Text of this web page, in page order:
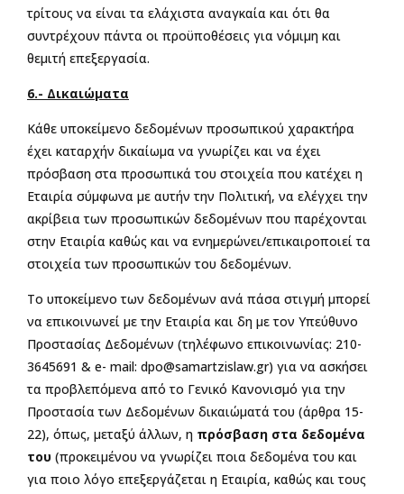
τρίτους να είναι τα ελάχιστα αναγκαία και ότι θα
συντρέχουν πάντα οι προϋποθέσεις για νόμιμη και
θεμιτή επεξεργασία.
6.- Δικαιώματα
Κάθε υποκείμενο δεδομένων προσωπικού χαρακτήρα
έχει καταρχήν δικαίωμα να γνωρίζει και να έχει
πρόσβαση στα προσωπικά του στοιχεία που κατέχει η
Εταιρία σύμφωνα με αυτήν την Πολιτική, να ελέγχει την
ακρίβεια των προσωπικών δεδομένων που παρέχονται
στην Εταιρία καθώς και να ενημερώνει/επικαιροποιεί τα
στοιχεία των προσωπικών του δεδομένων.
Το υποκείμενο των δεδομένων ανά πάσα στιγμή μπορεί
να επικοινωνεί με την Εταιρία και δη με τον Υπεύθυνο
Προστασίας Δεδομένων (τηλέφωνο επικοινωνίας: 210-
3645691 & e- mail: dpo@samartzislaw.gr) για να ασκήσει
τα προβλεπόμενα από το Γενικό Κανονισμό για την
Προστασία των Δεδομένων δικαιώματά του (άρθρα 15-
22), όπως, μεταξύ άλλων, η πρόσβαση στα δεδομένα
του (προκειμένου να γνωρίζει ποια δεδομένα του και
για ποιο λόγο επεξεργάζεται η Εταιρία, καθώς και τους